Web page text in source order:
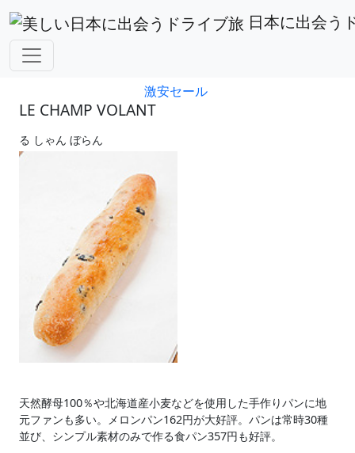
日本に出会う
アフィリエイト広告を利用しています。
激安セール
LE CHAMP VOLANT
る しゃん ぼらん
天然酵母100％や北海道産小麦などを使用した手作りパンに地
元ファンも多い。メロンパン162円が大好評。パンは常時30種
並び、シンプル素材のみで作る食パン357円も好評。